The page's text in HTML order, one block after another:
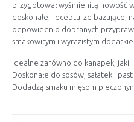
przygotował wyśmienitą nowość
doskonałej recepturze bazującej
odpowiednio dobranych
smakowitym i wyrazistym
Idealne zarówno do kanapek, jaki
Doskonałe do sosów, sałatek i
Dodadzą smaku mięsom